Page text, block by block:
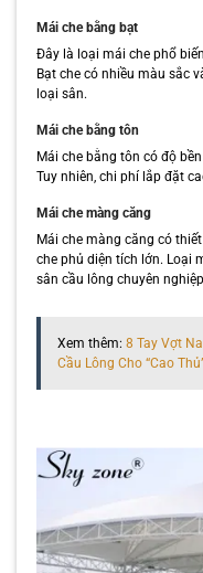
Mái che bằng bạt
Đây là loại mái che phổ
Bạt che có nhiều màu sắc
loại sân.
Mái che bằng tôn
Mái che bằng tôn có độ
Tuy nhiên, chi phí lắp đặt
Mái che màng căng
Mái che màng căng có
che phủ diện tích lớn. Loại
sân cầu lông chuyên
Xem thêm: 8 Tay Vợt
Cầu Lông Cho “Cao